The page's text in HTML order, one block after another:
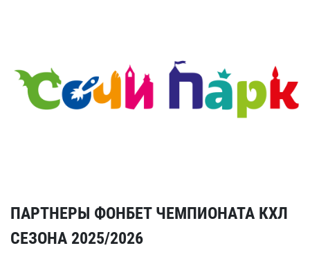
ПАРТНЕРЫ ФОНБЕТ ЧЕМПИОНАТА КХЛ
СЕЗОНА 2025/2026